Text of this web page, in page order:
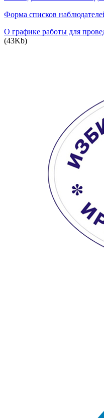
Форма списков
О графике работы для
(43Kb)